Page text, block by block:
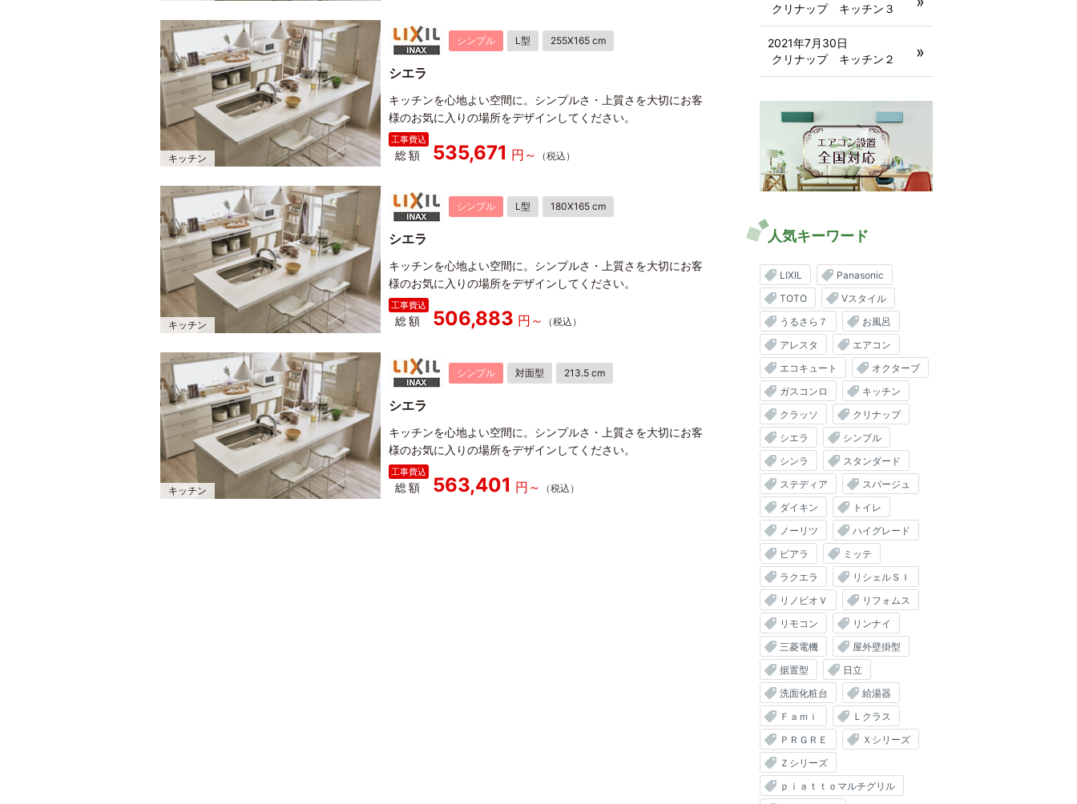
シンプル L型 255X165 cm
シエラ
キッチンを心地よい空間に。シンプルさ・上質さを大切にお客
様のお気に入りの場所をデザインしてください。
総額 535,671
シンプル L型 180X165 cm
シエラ
キッチンを心地よい空間に。シンプルさ・上質さを大切にお客
様のお気に入りの場所をデザインしてください。
総額 506,883
シンプル 対面型 213.5 cm
シエラ
キッチンを心地よい空間に。シンプルさ・上質さを大切にお客
様のお気に入りの場所をデザインしてください。
総額 563,401
クリナップ キッチン３
クリナップ キッチン２
2021年7月30日
人気キーワード
LIXIL
Panasonic
TOTO
Vスタイル
うるさら７
お風呂
アレスタ
エアコン
エコキュート
オクターブ
ガスコンロ
キッチン
クラッソ
クリナップ
シエラ
シンプル
シンラ
スタンダード
ステディア
スパージュ
ダイキン
トイレ
ノーリツ
ハイグレード
ピアラ
ミッテ
ラクエラ
リシェルＳＩ
リノビオＶ
リフォムス
リモコン
リンナイ
三菱電機
屋外壁掛型
据置型
日立
洗面化粧台
給湯器
Ｆａｍｉ
Ｌクラス
ＰＲＧＲＥ
Ｘシリーズ
Ｚシリーズ
ｐｉａｔｔｏマルチグリル